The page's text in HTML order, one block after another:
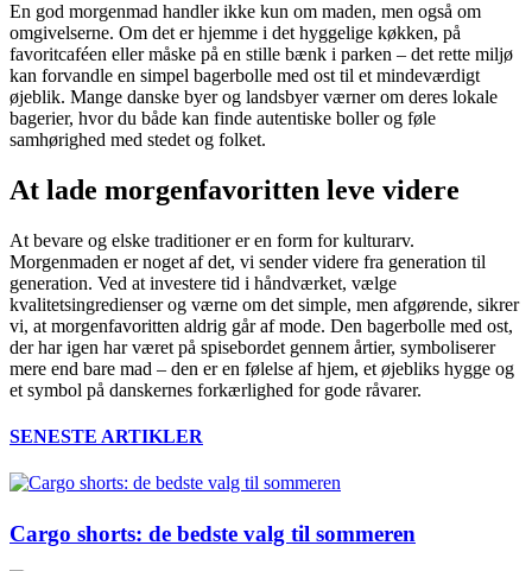
En god morgenmad handler ikke kun om maden, men også om
omgivelserne. Om det er hjemme i det hyggelige køkken, på
favoritcaféen eller måske på en stille bænk i parken – det rette miljø
kan forvandle en simpel bagerbolle med ost til et mindeværdigt
øjeblik. Mange danske byer og landsbyer værner om deres lokale
bagerier, hvor du både kan finde autentiske boller og føle
samhørighed med stedet og folket.
At lade morgenfavoritten leve videre
At bevare og elske traditioner er en form for kulturarv.
Morgenmaden er noget af det, vi sender videre fra generation til
generation. Ved at investere tid i håndværket, vælge
kvalitetsingredienser og værne om det simple, men afgørende, sikrer
vi, at morgenfavoritten aldrig går af mode. Den bagerbolle med ost,
der har igen har været på spisebordet gennem årtier, symboliserer
mere end bare mad – den er en følelse af hjem, et øjebliks hygge og
et symbol på danskernes forkærlighed for gode råvarer.
SENESTE ARTIKLER
Cargo shorts: de bedste valg til sommeren